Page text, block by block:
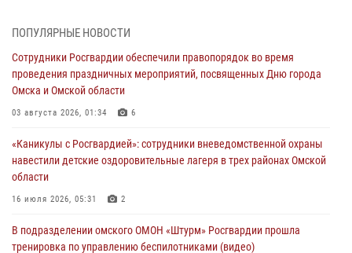
Омской области
31 июля 2026, 09:22
В подразделении омского ОМОН «Штурм» Росгвардии прошла
30 июля 2026, 04:39
Росгвардия обеспечила безопасность уникального передвижного
музея «Поезд Победы» в Омске
ПОПУЛЯРНЫЕ НОВОСТИ
Сотрудники Росгвардии обеспечили правопорядок во время
проведения праздничных мероприятий, посвященных Дню города
Омска и Омской области
03 августа 2026, 01:34 6
«Каникулы с Росгвардией»: сотрудники вневедомственной охраны
навестили детские оздоровительные лагеря в трех районах Омской
области
16 июля 2026, 05:31 2
В подразделении омского ОМОН «Штурм» Росгвардии прошла
тренировка по управлению беспилотниками (видео)